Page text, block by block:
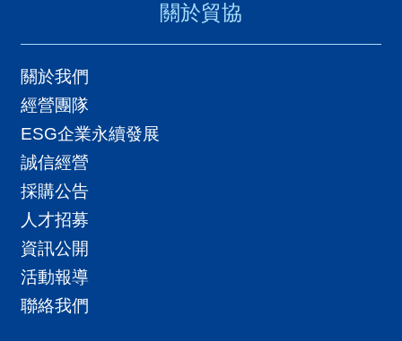
關於貿協
關於我們
經營團隊
ESG企業永續發展
誠信經營
採購公告
人才招募
資訊公開
活動報導
聯絡我們